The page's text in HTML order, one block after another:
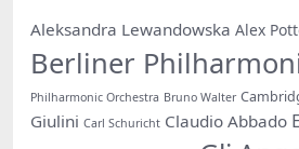
Aleksandra Lewandowska Alex
Berliner
Philharmonic Orchestra Bruno Walter
Giulini Carl Schuricht Claudio Abbado